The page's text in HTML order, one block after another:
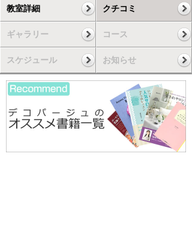
教室詳細 クチコミ
ギャラリー コース
スケジュール お知らせ